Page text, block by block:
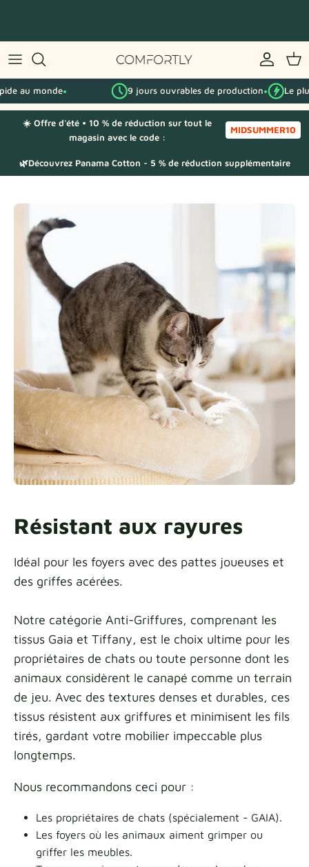
contenu
Par série IKEA
Par catégorie
Échantillons de tissu
Échantillons de tissu
Obtenez votre échantillon
monde● 9 jours ouvrables de production● Le plus
☀️ Offre d'été • 10 % de réduction sur tout le
magasin avec le code :
MIDSUMMER10
🌿Découvrez Panama Cotton - 5 % de réduction supplémentaire
Résistant aux rayures
Idéal pour les foyers avec des pattes joueuses et
des griffes acérées.
Notre catégorie Anti-Griffures, comprenant les
tissus Gaia et Tiffany, est le choix ultime pour les
propriétaires de chats ou toute personne dont les
animaux considèrent le canapé comme un terrain
de jeu. Avec des textures denses et durables, ces
tissus résistent aux griffures et minimisent les fils
tirés, gardant votre mobilier impeccable plus
longtemps.
Nous recommandons ceci pour :
Les propriétaires de chats (spécialement - GAIA).
Les foyers où les animaux aiment grimper ou
griffer les meubles.